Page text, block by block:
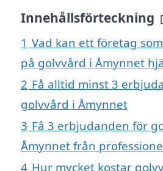
Innehållsförteckning
1 Vad kan ett företag
på golvvård i Åmynnet
2 Få alltid minst 3
golvvård i Åmynnet
3 Få 3 erbjudanden för
Åmynnet från
4 Hur mycket kostar